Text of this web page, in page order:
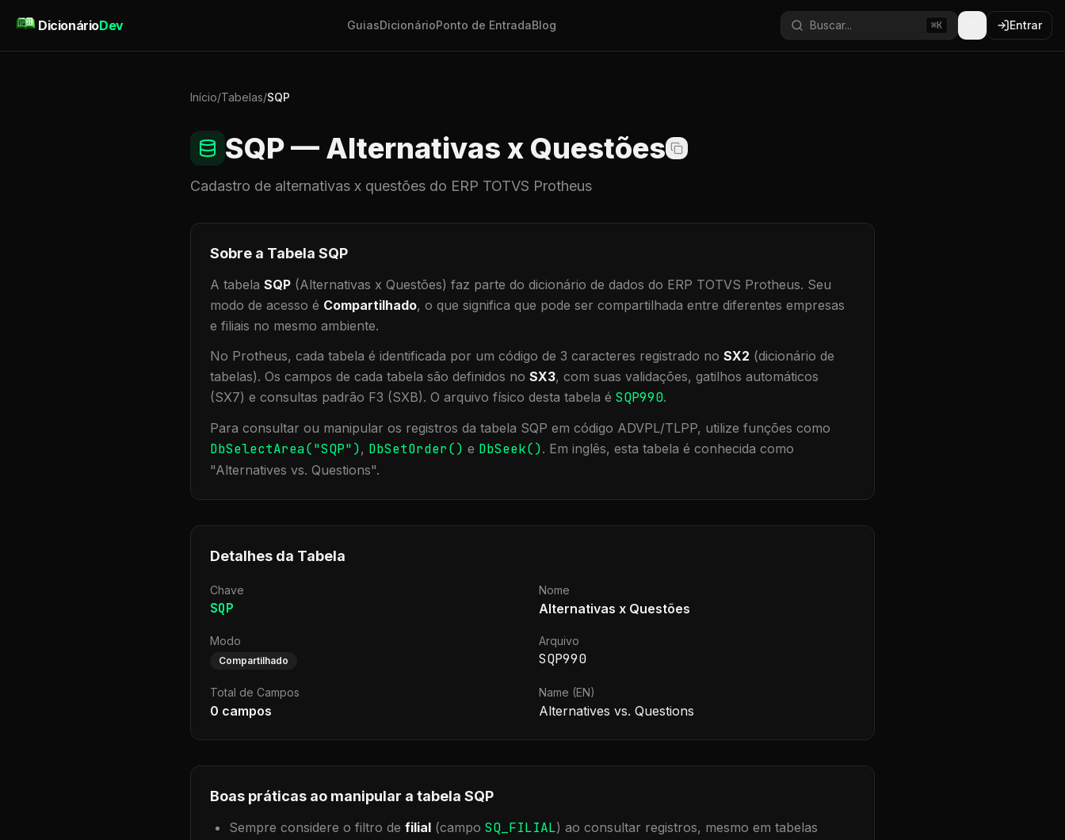
DicionárioDev GuiasDicionárioPonto de EntradaBlog Buscar... ⌘K Entrar
Início/Tabelas/SQP
SQP— Alternativas x Questões
Cadastro de alternativas x questões do ERP TOTVS Protheus
Sobre a Tabela SQP
A tabela SQP (Alternativas x Questões) faz parte do dicionário de dados do ERP TOTVS Protheus. Seu
modo de acesso é Compartilhado, o que significa que pode ser compartilhada entre diferentes empresas
e filiais no mesmo ambiente.
No Protheus, cada tabela é identificada por um código de 3 caracteres registrado no SX2 (dicionário de
tabelas). Os campos de cada tabela são definidos no SX3, com suas validações, gatilhos automáticos
(SX7) e consultas padrão F3 (SXB). O arquivo físico desta tabela é SQP990.
Para consultar ou manipular os registros da tabela SQP em código ADVPL/TLPP, utilize funções como
DbSelectArea("SQP"), DbSetOrder() e DbSeek(). Em inglês, esta tabela é conhecida como
"Alternatives vs. Questions".
Detalhes da Tabela
Chave
SQP
Nome
Alternativas x Questões
Modo
Compartilhado
Arquivo
SQP990
Total de Campos
0 campos
Name (EN)
Alternatives vs. Questions
Boas práticas ao manipular a tabela SQP
Sempre considere o filtro de filial (campo SQ_FILIAL) ao consultar registros, mesmo em tabelas